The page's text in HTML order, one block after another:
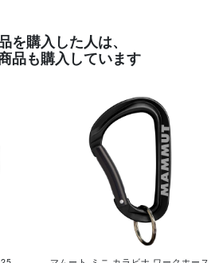
を購入した人は、
品も購入しています